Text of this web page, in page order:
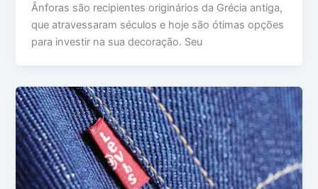
Ânforas são recipientes originários da Grécia antiga,
que atravessaram séculos e hoje são ótimas opções
para investir na sua decoração. Seu